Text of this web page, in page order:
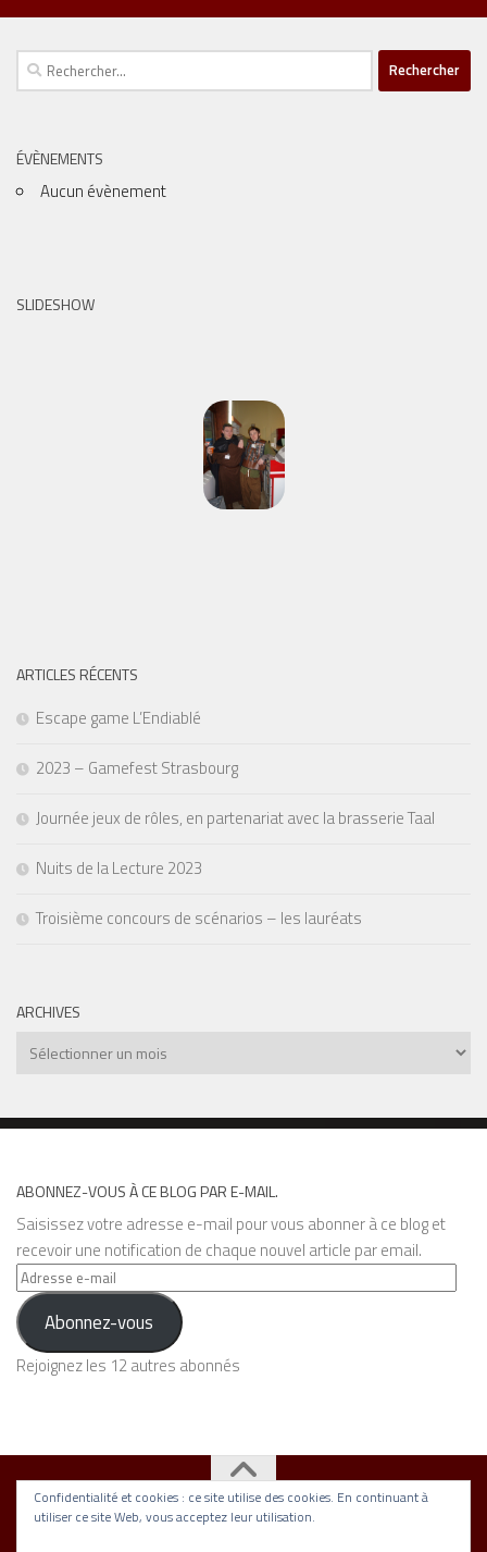
Rechercher :
ÉVÈNEMENTS
Aucun évènement
SLIDESHOW
ARTICLES RÉCENTS
Escape game L’Endiablé
2023 – Gamefest Strasbourg
Journée jeux de rôles, en partenariat avec la brasserie Taal
Nuits de la Lecture 2023
Troisième concours de scénarios – les lauréats
ARCHIVES
Archives
ABONNEZ-VOUS À CE BLOG PAR E-MAIL.
Saisissez votre adresse e-mail pour vous abonner à ce blog et
recevoir une notification de chaque nouvel article par email.
Adresse
e-
mail Abonnez-vous
Rejoignez les 12 autres abonnés
Association Nickel © 2026. Tous droits réservés.
Confidentialité et cookies : ce site utilise des cookies. En continuant à
utiliser ce site Web, vous acceptez leur utilisation.